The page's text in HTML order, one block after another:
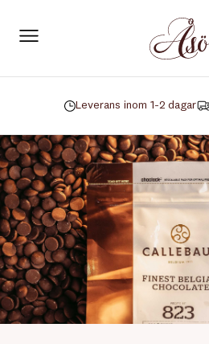
Leverans inom 1-2 dagar